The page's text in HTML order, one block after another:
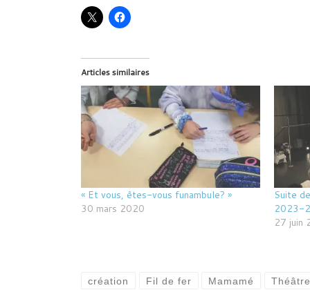
Articles similaires
« Et vous, êtes-vous funambule? »
30 mars 2020
Suite
2023-
27 juin
création Fil de fer Mamamé Théâtre